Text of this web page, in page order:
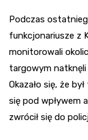
Podczas
funkcjonariusze z
monitorowali
targowym natknęli
Okazało się, że
się pod wpływem
zwrócił się do